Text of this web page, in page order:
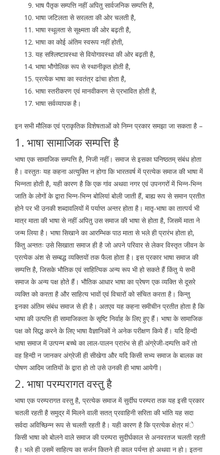
भाष पैतृक सम्पत्ति नहीं अपितु सार्वजनिक सम्पत्ति है,
भाषा जटिलता से सरलता की ओर चलती है,
भाषा स्थूलता से सूक्ष्मता की ओर बढ़ती है,
भाषा का कोई अंतिम स्वरूप नहीं होती,
यह सश्लिष्टावस्था से वियोगावस्था की ओर बढ़ती है,
भाषा भौगोलिक रूप से स्थानीकृत होती है,
प्रत्येक भाषा का स्वतंत्र ढांचा होता है,
भाषा स्तरीकरण एवं मानवीकरण से प्रभावित होती है,
भाषा सर्वव्यापक है।
इन सभी मौलिक एवं प्राकृतिक विशेषताओं को निम्न प्रकार समझा जा सकता है –
1. भाषा सामाजिक सम्पत्ति है
भाषा एक सामाजिक सम्पत्ति है, निजी नहीं। समाज से इसका घनिष्ठतम् संबंध होता
है। वस्तुतः यह कहना अत्युक्ति न होगा कि भारतवर्ष में प्रत्येक समाज की भाषा में
भिन्नता होती है, यही कारण है कि एक गांव अथवा नगर एवं उपनगरों में भिन्न-भिन्न
जाति के लोगों के द्वारा भिन्न-भिन्न बोलियां बोली जाती हैं, बाह्य रूप से समान प्रतीत
होने पर भी उनकी शब्दावलियों में पर्याप्त अन्तर होता है। मातृ-भाषा का तात्पर्य भी
मात्र माता की भाषा से नहीं अपितु उस समाज की भाषा से होता है, जिसमें माता ने
जन्म लिया है। भाषा सिखाने का आरम्भिक पाठ माता से भले ही प्रारंभ होता हो,
किंतु अन्ततः उसे सिखाता समाज ही है जो अपने परिवार से लेकर विस्तृत जीवन के
प्रत्येक अंश से सम्बद्ध व्यक्तियों तक फैला होता है। इस प्रकार भाषा समाज की
सम्पत्ति है, जिसके भौतिक एवं साहित्यिक अन्य रूप भी हो सकते हैं किंतु ये सभी
समाज के अन्य पक्ष होते हैं। भौतिक आधार भाषा का प्रेषण एक व्यक्ति से दूसरे
व्यक्ति को करता है और साहित्य भावों एवं विचारों को संचित करता है। किन्तु
इनका अंतिम संबंध समाज से ही है। अतएव यह कहना समीचीन प्रतीत होता है कि
भाषा की उत्पत्ति ही सामाजिकता के सृष्टि निर्वाह के लिए हुए हैं। भाषा के सामाजिक
पक्ष को सिद्ध करने के लिए भाषा वैज्ञानिकों ने अनेक परीक्षण किये हैं। यदि हिन्दी
भाषा समाज में उत्पन्न बच्चे का लाल-पालन प्रारंभ से ही अंग्रेजी-दम्पत्ति करें तो
वह हिन्दी न जानकर अंग्रेजी ही सीखेगा और यदि किसी सभ्य समाज के बालक का
पोषण आदिम जातियों के द्वारा हो तो उसे उनकी ही भाषा आयेगी।
2. भाषा परम्परागत वस्तु है
भाषा एक परम्परागत वस्तु है, प्रत्येक समाज में सुर्दीघ परम्परा तक यह इसी प्रकार
चतली रहती है समुद्र में मिलने वाली सतत् प्रवाहिनी सरिता की भांति यह सदा
सर्वदा अविच्छिन्न रूप से चलती रहती है। यही कारण है कि प्रत्येक क्षेत्र मंे
किसी भाषा को बोलने वाले समाज की परम्परा सुदीर्घकाल से अनवरतज चलती रहती
है। भले ही उसमें साहित्य का सर्जन कितने ही काल पर्यन्त हो अथवा न हो। इतना